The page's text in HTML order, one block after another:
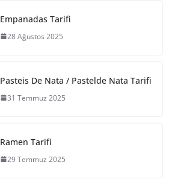
Empanadas Tarifi
28 Ağustos 2025
Pasteis De Nata / Pastelde Nata Tarifi
31 Temmuz 2025
Ramen Tarifi
29 Temmuz 2025